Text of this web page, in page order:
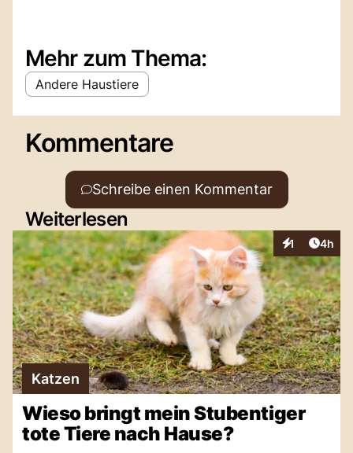
Mehr zum Thema:
Andere Haustiere
Kommentare
Schreibe einen Kommentar
Weiterlesen
1
Interaktionen
4h
Katzen
Wieso bringt mein Stubentiger
tote Tiere nach Hause?